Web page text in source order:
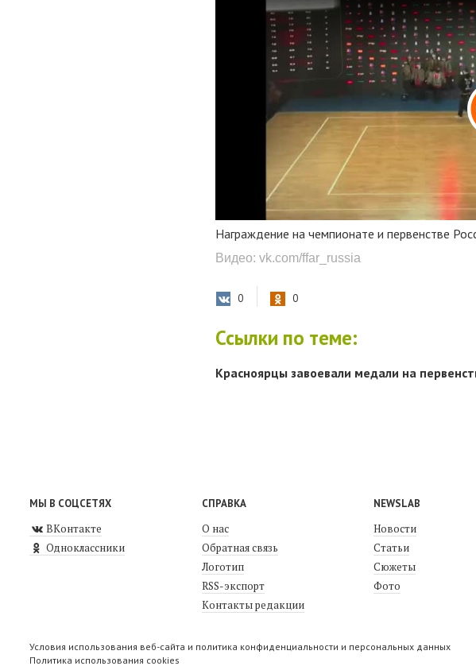
Награждение на чемпионате и первенстве
Видео: vk.com/ffar_russia
0 0
Ссылки по теме:
Красноярцы завоевали медали на
МЫ В СОЦСЕТЯХ
ВКонтакте
Одноклассники
СПРАВКА
О нас
Обратная связь
Логотип
RSS-экспорт
Контакты редакции
NEWSLAB
Новости
Статьи
Сюжеты
Фото
Условия использования веб-сайта и политика конфиденциальности и персональных данных
Политика использования cookies